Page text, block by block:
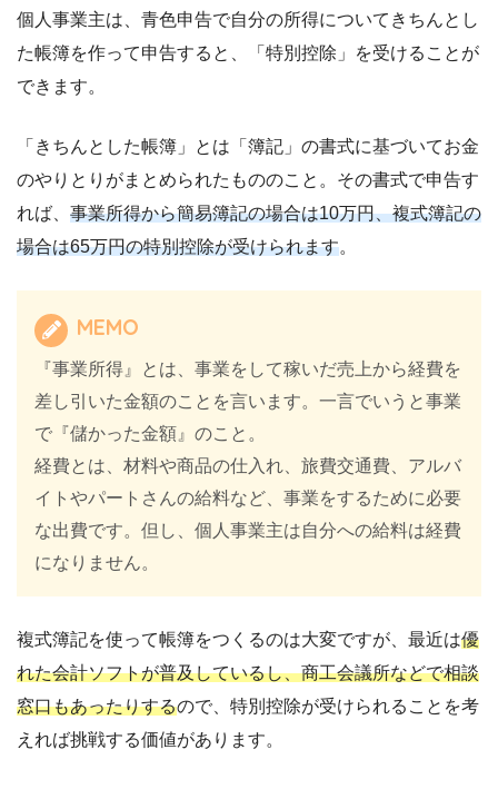
個人事業主は、青色申告で自分の所得についてきちんとし
た帳簿を作って申告すると、「特別控除」を受けることが
できます。
「きちんとした帳簿」とは「簿記」の書式に基づいてお金
のやりとりがまとめられたもののこと。その書式で申告す
れば、 事業所得から簡易簿記の場合は10万円、複式簿記の
場合は65万円の特別控除が受けられます。
MEMO
『事業所得』とは、事業をして稼いだ売上から経費を
差し引いた金額のことを言います。一言でいうと事業
で『儲かった金額』のこと。
経費とは、材料や商品の仕入れ、旅費交通費、アルバ
イトやパートさんの給料など、事業をするために必要
な出費です。但し、個人事業主は自分への給料は経費
になりません。
複式簿記を使って帳簿をつくるのは大変ですが、最近は優
れた会計ソフトが普及しているし、商工会議所などで相談
窓口もあったりするので、特別控除が受けられることを考
えれば挑戦する価値があります。